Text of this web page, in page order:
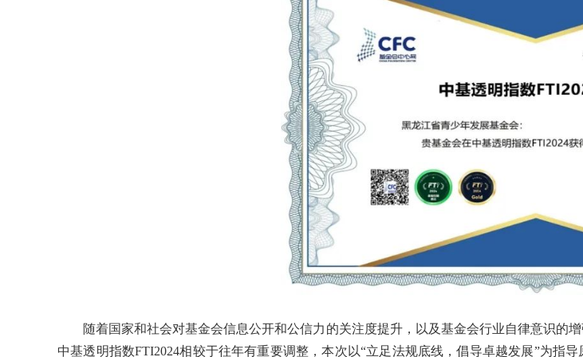
随着国家和社会对基金会信息公开和公信力的关注度提升，以及基金会行业自律意识的
中基透明指数FTI2024相较于往年有重要调整，本次以“立足法规底线，倡导卓越发展”为指